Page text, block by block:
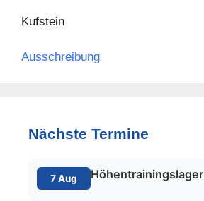
Kufstein
Ausschreibung
Nächste Termine
7 Aug Höhentrainingslager